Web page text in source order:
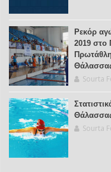
Ρεκόρ
2019 στο
Sourta
Sourta